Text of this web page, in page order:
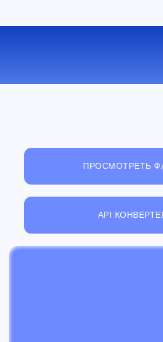
ПРОСМОТРЕТЬ
API